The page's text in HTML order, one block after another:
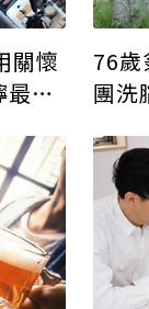
關懷
重
76歲
團洗